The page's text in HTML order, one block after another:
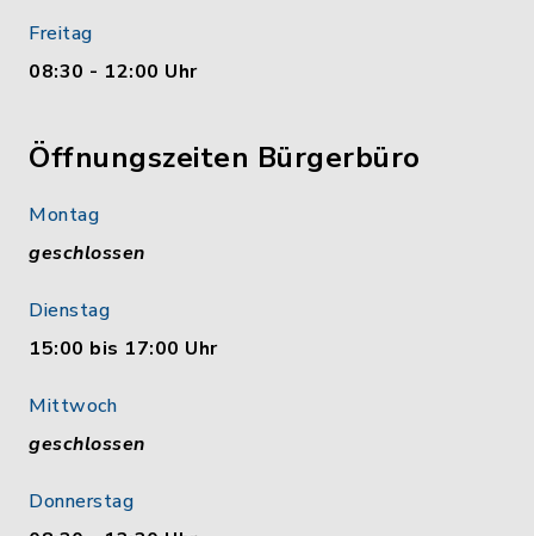
Freitag
08:30 - 12:00 Uhr
Öffnungszeiten Bürgerbüro
Montag
geschlossen
Dienstag
15:00 bis 17:00 Uhr
Mittwoch
geschlossen
Donnerstag